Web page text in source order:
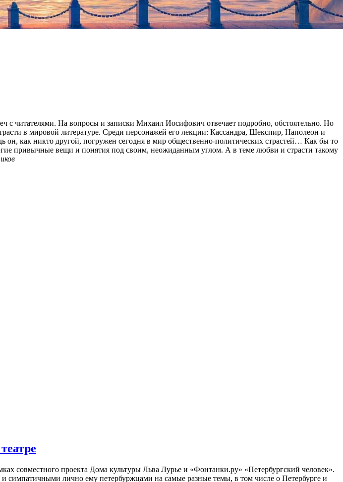
с читателями. На вопросы и записки Михаил Иосифович отвечает подробно, обстоятельно. Но
в мировой литературе. Среди персонажей его лекции: Кассандра, Шекспир, Наполеон и
он, как никто другой, погружен сегодня в мир общественно-политических страстей… Как бы то
привычные вещи и понятия под своим, неожиданным углом. А в теме любви и страсти такому
совместного проекта Дома культуры Льва Лурье и «Фонтанки.ру» «Петербургский человек».
лично ему петербуржцами на самые разные темы, в том числе о Петербурге и